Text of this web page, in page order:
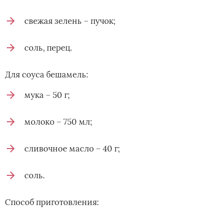
свежая зелень – пучок;
соль, перец.
Для соуса бешамель:
мука – 50 г;
молоко – 750 мл;
сливочное масло – 40 г;
соль.
Способ приготовления: